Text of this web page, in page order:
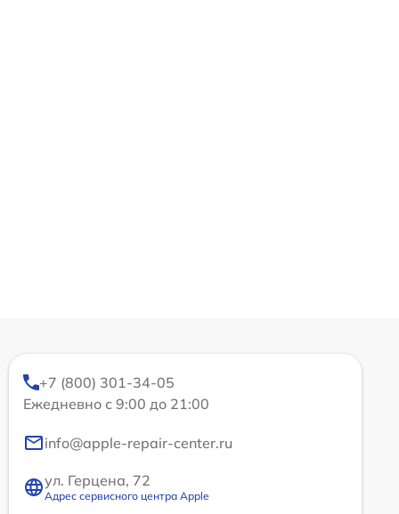
+7 (800) 301-34-05
Ежедневно с 9:00 до 21:00
info@apple-repair-center.ru
ул. Герцена, 72
Адрес сервисного центра Apple